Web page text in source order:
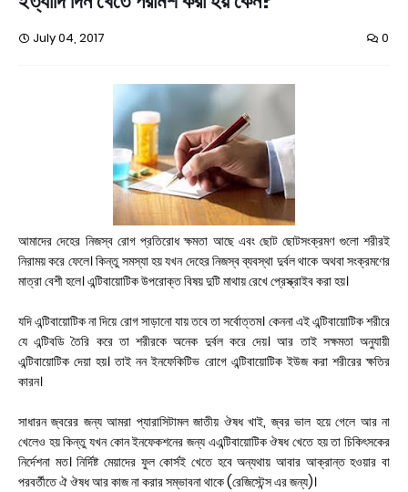
July 04, 2017 0
আমাদের দেহের নিজস্ব রোগ প্রতিরোধ ক্ষমতা আছে এবং ছোট ছোটসংক্রমণ গুলো শরীরই
নিরাময় করে ফেলে। কিন্তু সমস্যা হয় যখন দেহের নিজস্ব ব্যবস্থা দুর্বল থাকে অথবা সংক্রমণের
মাত্রা বেশী হলে। এন্টিবায়োটিক উপরোক্ত বিষয় দুটি মাথায় রেখে প্রেস্ক্রাইব করা হয়।
যদি এন্টিবায়োটিক না দিয়ে রোগ সাড়ানো যায় তবে তা সর্বোত্তম। কেননা এই এন্টিবায়োটিক শরীরে
যে এন্টিবডি তৈরি করে তা শরীরকে অনেক দুর্বল করে দেয়। আর তাই সক্ষমতা অনুযায়ী
এন্টিবায়োটিক দেয়া হয়। তাই নন ইনফেকিটিভ রোগে এন্টিবায়োটিক ইউজ করা শরীরের ক্ষতির
কারন।
সাধারন জ্বরের জন্য আমরা প্যারাসিটামল জাতীয় ঔষধ খাই, জ্বর ভাল হয়ে গেলে আর না
খেলেও হয় কিন্তু যখন কোন ইনফেকশনের জন্য এএন্টিবায়োটিক ঔষধ খেতে হয় তা চিকিৎসকের
নির্দেশনা মত। নির্দিষ্ট মেয়াদের ফুল কোর্সই খেতে হবে অন্যথায় আবার আক্রান্ত হওয়ার বা
পরবর্তীতে ঐ ঔষধ আর কাজ না করার সম্ভাবনা থাকে (রেজিস্টেন্স এর জন্য)।